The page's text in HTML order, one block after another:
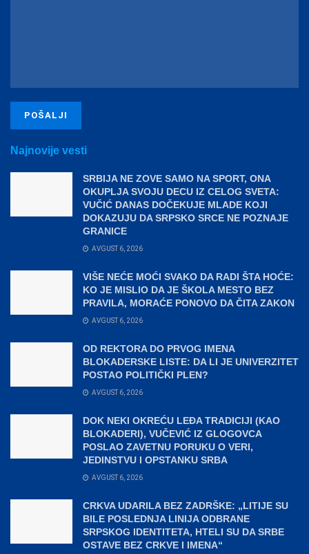
Najnovije vesti
SRBIJA NE ZOVE SAMO NA SPORT, ONA
OKUPLJA SVOJU DECU IZ CELOG SVETA:
VUČIĆ DANAS DOČEKUJE MLADE KOJI
DOKAZUJU DA SRPSKO SRCE NE POZNAJE
GRANICE
AVGUST 6, 2026
VIŠE NEĆE MOĆI SVAKO DA RADI ŠTA HOĆE:
KO JE MISLIO DA JE ŠKOLA MESTO BEZ
PRAVILA, MORAĆE PONOVO DA ČITA ZAKON
AVGUST 6, 2026
OD REKTORA DO PRVOG IMENA
BLOKADERSKE LISTE: DA LI JE UNIVERZITET
POSTAO POLITIČKI PLEN?
AVGUST 6, 2026
DOK NEKI OKREĆU LEĐA TRADICIJI (KAO
BLOKADERI), VUČEVIĆ IZ GLOGOVCA
POSLAO ZAVETNU PORUKU O VERI,
JEDINSTVU I OPSTANKU SRBA
AVGUST 6, 2026
CRKVA UDARILA BEZ ZADRŠKE: „LITIJE SU
BILE POSLEDNJA LINIJA ODBRANE
SRPSKOG IDENTITETA, HTELI SU DA SRBE
OSTAVE BEZ CRKVE I IMENA“